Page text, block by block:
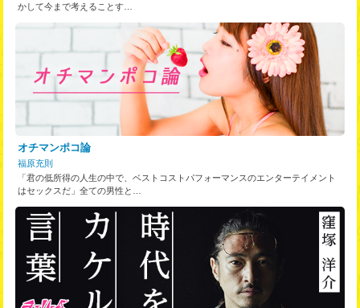
かして今まで考えることす…
オチマンポコ論
福原充則
「君の低所得の人生の中で、ベストコストパフォーマンスのエンターテイメント
はセックスだ」全ての男性と…